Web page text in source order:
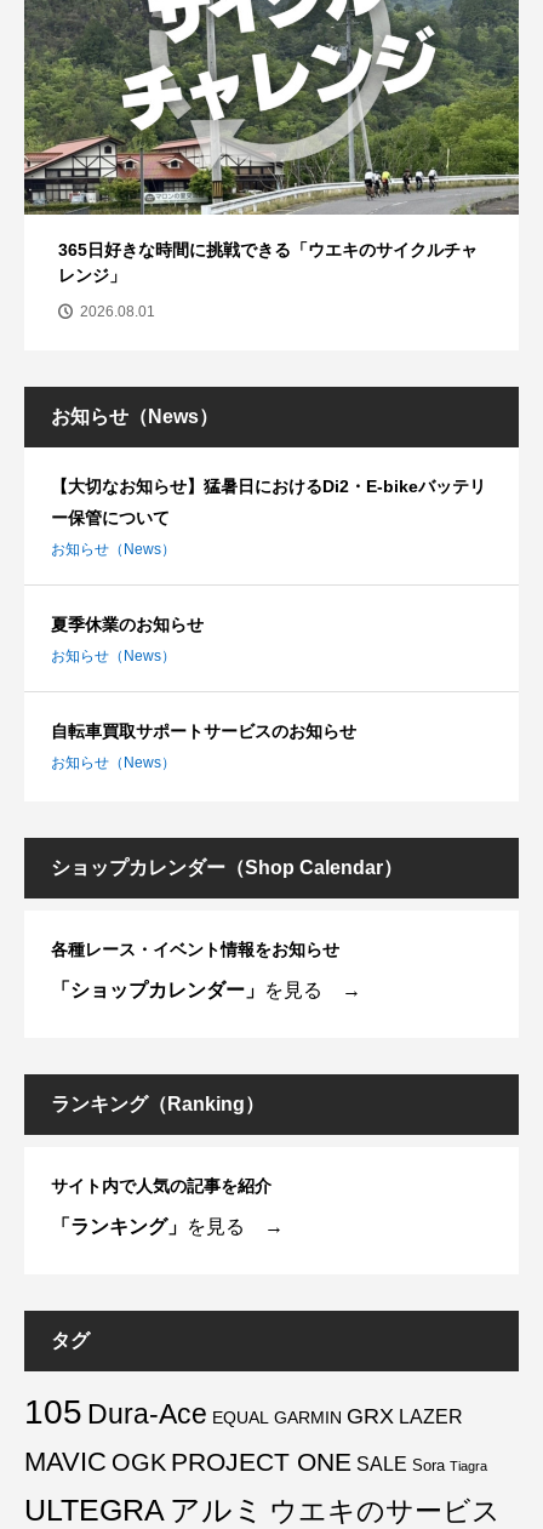
365日好きな時間に挑戦できる「ウエキのサイクルチャ
レンジ」
2026.08.01
お知らせ（News）
【大切なお知らせ】猛暑日におけるDi2・E-bikeバッテリ
ー保管について
お知らせ（News）
夏季休業のお知らせ
お知らせ（News）
自転車買取サポートサービスのお知らせ
お知らせ（News）
ショップカレンダー（Shop Calendar）
各種レース・イベント情報をお知らせ
「ショップカレンダー」 を見る →
ランキング（Ranking）
サイト内で人気の記事を紹介
「ランキング」 を見る →
タグ
105 Dura-Ace EQUAL GARMIN GRX LAZER
MAVIC OGK PROJECT ONE SALE Sora Tiagra
ULTEGRA アルミ ウエキのサービス